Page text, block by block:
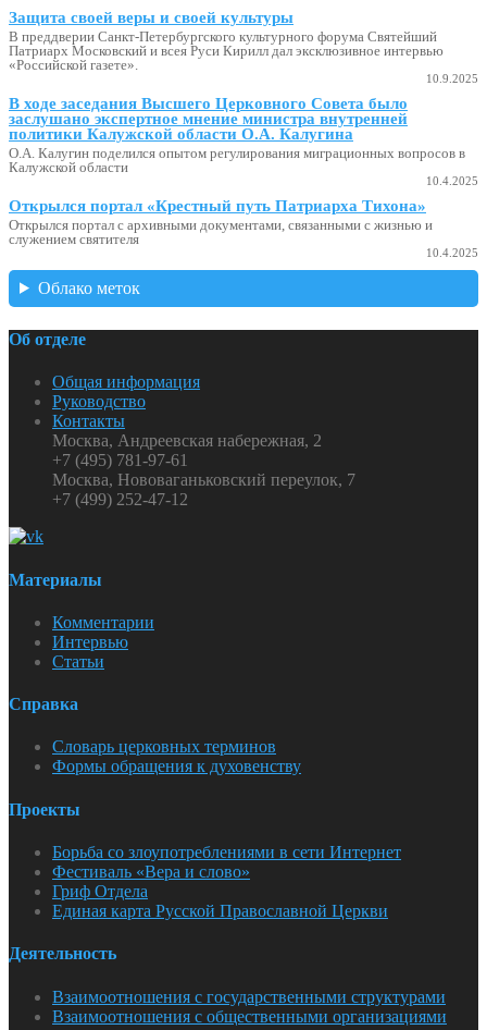
Защита своей веры и своей культуры
В преддверии Санкт-Петербургского культурного форума Святейший
Патриарх Московский и всея Руси Кирилл дал эксклюзивное интервью
«Российской газете».
10.9.2025
В ходе заседания Высшего Церковного Совета было
заслушано экспертное мнение министра внутренней
политики Калужской области О.А. Калугина
О.А. Калугин поделился опытом регулирования миграционных вопросов в
Калужской области
10.4.2025
Открылся портал «Крестный путь Патриарха Тихона»
Открылся портал с архивными документами, связанными с жизнью и
служением святителя
10.4.2025
Облако меток
Об отделе
Общая информация
Руководство
Контакты
Москва, Андреевская набережная, 2
+7 (495) 781-97-61
Москва, Нововаганьковский переулок, 7
+7 (499) 252-47-12
Материалы
Комментарии
Интервью
Статьи
Справка
Словарь церковных терминов
Формы обращения к духовенству
Проекты
Борьба со злоупотреблениями в сети Интернет
Фестиваль «Вера и слово»
Гриф Отдела
Единая карта Русской Православной Церкви
Деятельность
Взаимоотношения с государственными структурами
Взаимоотношения с общественными организациями